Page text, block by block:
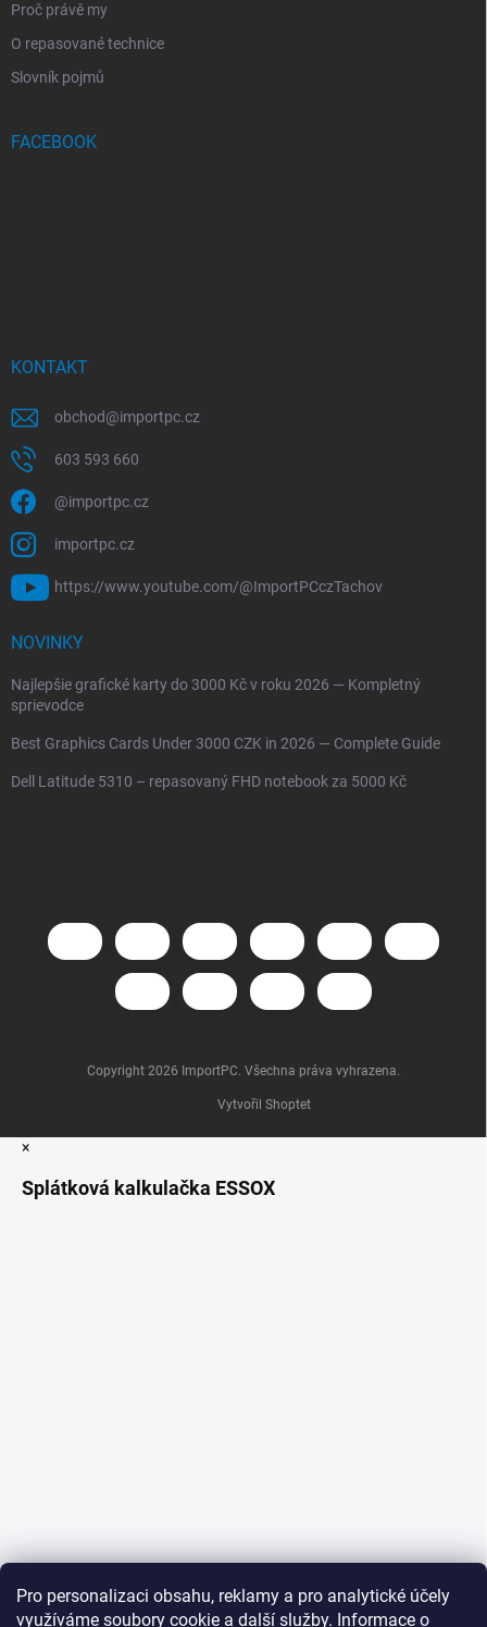
Pro personalizaci obsahu, reklamy a pro analytické účely
využíváme soubory cookie a další služby. Informace o
Proč právě my
O repasované technice
Slovník pojmů
FACEBOOK
KONTAKT
obchod@importpc.cz
603 593 660
@importpc.cz
importpc.cz
https://www.youtube.com/@ImportPCczTachov
NOVINKY
Najlepšie grafické karty do 3000 Kč v roku 2026 — Kompletný
sprievodce
Best Graphics Cards Under 3000 CZK in 2026 — Complete Guide
Dell Latitude 5310 – repasovaný FHD notebook za 5000 Kč
Vytvořil Shoptet
Copyright 2026 ImportPC. Všechna práva vyhrazena.
×
Splátková kalkulačka ESSOX